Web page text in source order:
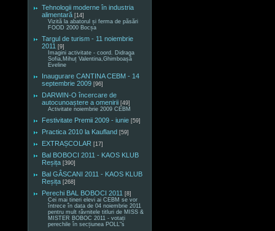
Tehnologii moderne în industria
alimentară [14]
Vizită la abatorul și ferma de păsări
FOOD 2000 Bocșa
Targul de turism - 11 noiembrie
2011 [9]
Imagini activitate - coord. Didraga
Sofia,Mihuț Valentina,Ghimboașă
Eveline
Inaugurare CANTINA CEBM - 14
septembrie 2009 [96]
DARWIN-O încercare de
autocunoaștere a omenirii [49]
Activitate noiembrie 2009 CEBM
Festivitate Premii 2009 - iunie [59]
Practica 2010 la Kaufland [59]
EXTRAȘCOLAR [17]
Bal BOBOCI 2011 - KAOS KLUB
Reșița [390]
Bal GÂSCANI 2011 - KAOS KLUB
Reșița [268]
Perechi BAL BOBOCI 2011 [8]
Cei mai tineri elevi ai CEBM se vor
întrece în data de 04 noiembrie 2011
pentru mult râvnitele titluri de MISS &
MISTER BOBOC 2011 - votați
perechile în secțiunea POLL"s